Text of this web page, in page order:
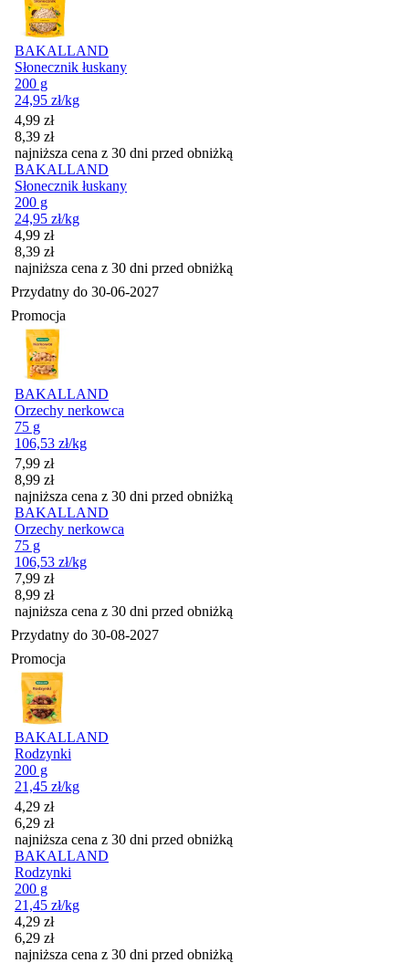
BAKALLAND
Słonecznik łuskany
200 g
24,95 zł/kg
Cena promocyjna
4,99 zł
8,39 zł
najniższa cena z 30 dni przed obniżką
BAKALLAND
Słonecznik łuskany
200 g
24,95 zł/kg
Cena promocyjna
4,99 zł
8,39 zł
najniższa cena z 30 dni przed obniżką
Przydatny do 30-06-2027
Promocja
BAKALLAND
Orzechy nerkowca
75 g
106,53 zł/kg
Cena promocyjna
7,99 zł
8,99 zł
najniższa cena z 30 dni przed obniżką
BAKALLAND
Orzechy nerkowca
75 g
106,53 zł/kg
Cena promocyjna
7,99 zł
8,99 zł
najniższa cena z 30 dni przed obniżką
Przydatny do 30-08-2027
Promocja
BAKALLAND
Rodzynki
200 g
21,45 zł/kg
Cena promocyjna
4,29 zł
6,29 zł
najniższa cena z 30 dni przed obniżką
BAKALLAND
Rodzynki
200 g
21,45 zł/kg
Cena promocyjna
4,29 zł
6,29 zł
najniższa cena z 30 dni przed obniżką